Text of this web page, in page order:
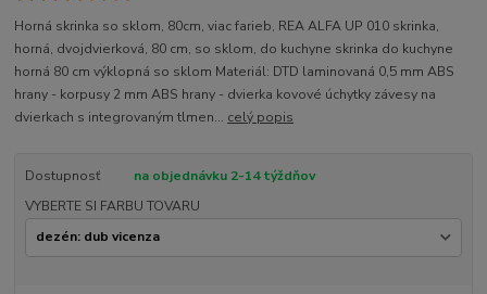
Horná skrinka so sklom, 80cm, viac farieb, REA ALFA UP 010 skrinka,
horná, dvojdvierková, 80 cm, so sklom, do kuchyne skrinka do kuchyne
horná 80 cm výklopná so sklom Materiál: DTD laminovaná 0,5 mm ABS
hrany - korpusy 2 mm ABS hrany - dvierka kovové úchytky závesy na
dvierkach s integrovaným tlmen... celý popis
Dostupnosť
na objednávku 2-14 týždňov
VYBERTE SI FARBU TOVARU